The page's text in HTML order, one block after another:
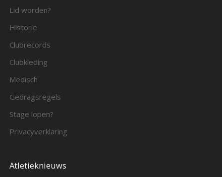
Lid worden?
Historie
Clubrecords
Clubkleding
Medisch
Gedragsregels
Stage lopen?
Privacyverklaring
Atletieknieuws